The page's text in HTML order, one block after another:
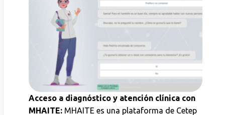
Acceso a diagnóstico y atención clínica con
MHAITE: MHAITE es una plataforma de Cetep